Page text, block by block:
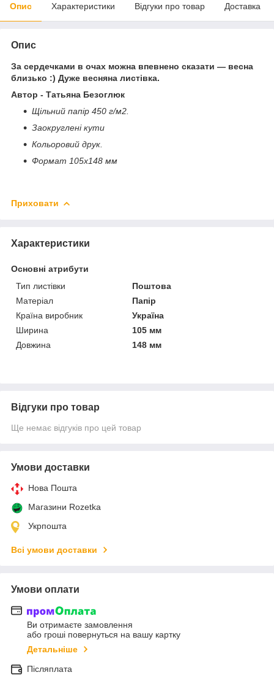
Опис Характеристики Відгуки про товар Доставка
Опис
За сердечками в очах можна впевнено сказати — весна
близько :) Дуже весняна листівка.
Автор - Татьяна Безоглюк
Щільний папір 450 г/м2.
Заокруглені кути
Кольоровий друк.
Формат 105х148 мм
Приховати
Характеристики
Основні атрибути
Тип листівки
Поштова
Матеріал
Папір
Країна виробник
Україна
Ширина
105 мм
Довжина
148 мм
Відгуки про товар
Ще немає відгуків про цей товар
Умови доставки
Нова Пошта
Магазини Rozetka
Укрпошта
Всі умови доставки
Умови оплати
Ви отримаєте замовлення
або гроші повернуться на вашу картку
Детальніше
Післяплата